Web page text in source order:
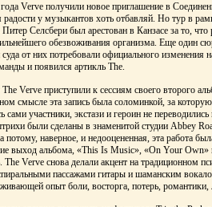
Verve получили новое приглашение в
у музыкантов хоть отбавляй. Но тур в
Селсбери был арестован в Канзасе за то,
обезвоживания организма. Еще один
от них потребовали официального
и появился артикль The.
Verve приступили к сессиям своего второго
смысле эта запись была соломинкой, за
сами участники, экстази и героин не
были сделаны в знаменитой студии Abbey
потому, наверное, и недооцененная, эта работа
выход альбома, «This Is Music», «On Your Own»
The Verve снова делали акцент на традиционном
пассажами гитары и шаманским
опыт боли, восторга, потерь,